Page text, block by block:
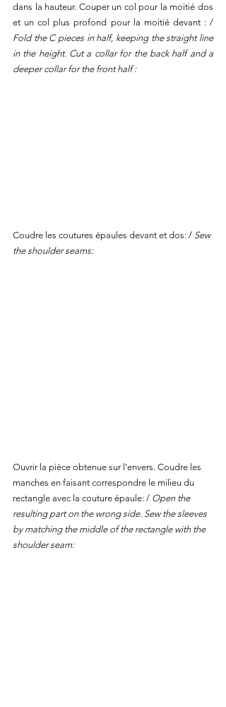
dans la hauteur. Couper un col pour la moitié dos
Fold the C pieces in half, keeping the straight line
in the height. Cut a collar for the back half and a
deeper collar for the front half :
Coudre les coutures épaules devant et dos: / Sew
the shoulder seams:
Ouvrir la pièce obtenue sur l'envers. Coudre les
manches en faisant correspondre le milieu du
rectangle avec la couture épaule: / Open the
resulting part on the wrong side. Sew the sleeves
by matching the middle of the rectangle with the
shoulder seam: